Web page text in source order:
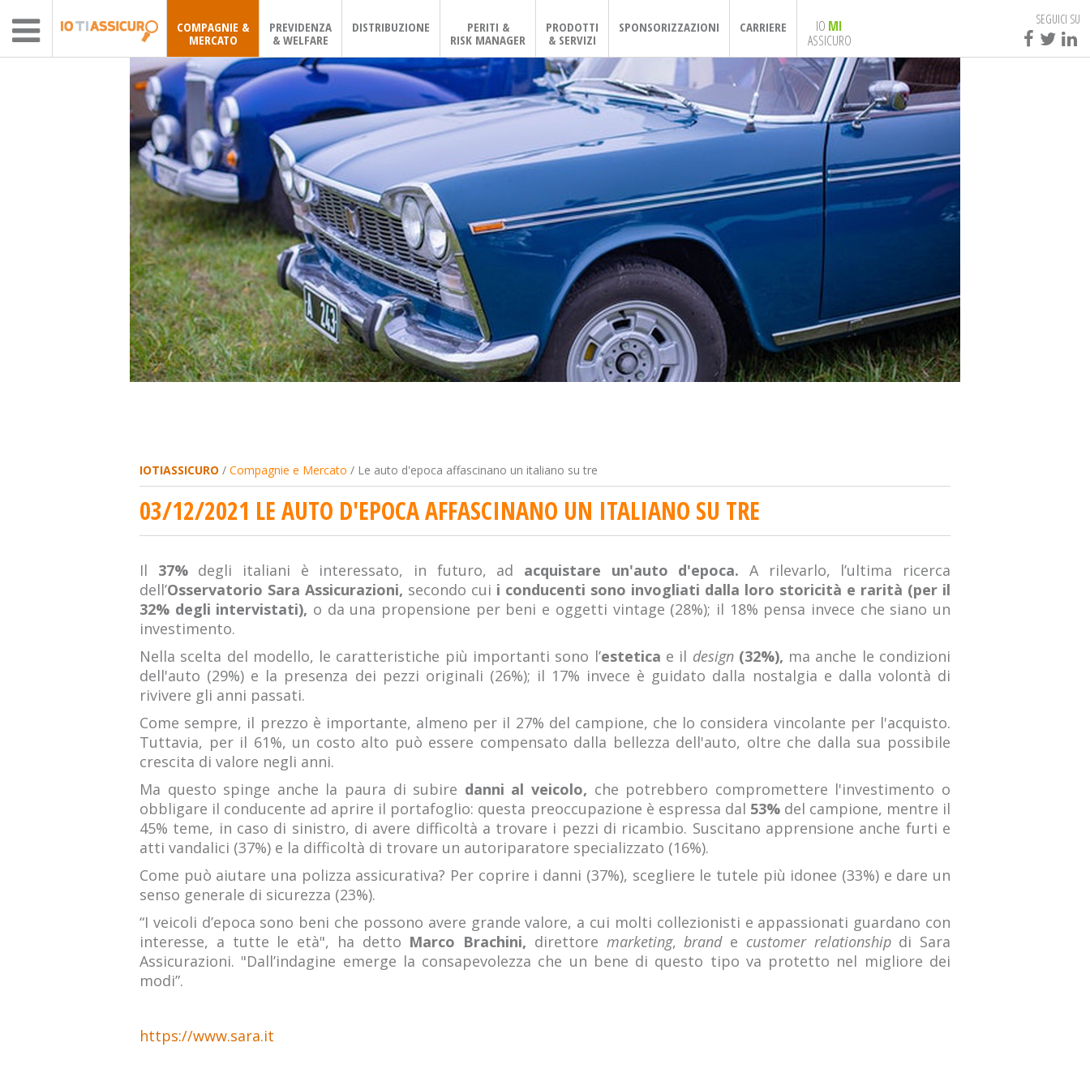
COMPAGNIE &
MERCATO
PREVIDENZA
& WELFARE
DISTRIBUZIONE
PERITI &
RISK MANAGER
PRODOTTI
& SERVIZI
SPONSORIZZAZIONI CARRIERE IO MI
ASSICURO
SEGUICI SU
IOTIASSICURO / Compagnie e Mercato / Le auto d'epoca affascinano un italiano su tre
03/12/2021 LE AUTO D'EPOCA AFFASCINANO UN ITALIANO SU TRE
Il 37%degli italiani è interessato, in futuro, ad acquistare un'auto d'epoca.A rilevarlo, l’ultima ricerca
dell’Osservatorio Sara Assicurazioni, secondo cui i conducenti sono invogliati dalla loro storicità e rarità (per il
32% degli intervistati), o da una propensione per beni e oggetti vintage (28%); il 18% pensa invece che siano un
investimento.
Nella scelta del modello, le caratteristiche più importanti sono l’estetica e il design (32%), ma anche le condizioni
dell'auto (29%) e la presenza dei pezzi originali (26%); il 17% invece è guidato dalla nostalgia e dalla volontà di
rivivere gli anni passati.
Come sempre, il prezzo è importante, almeno per il 27% del campione, che lo considera vincolante per l'acquisto.
Tuttavia, per il 61%, un costo alto può essere compensato dalla bellezza dell'auto, oltre che dalla sua possibile
crescita di valore negli anni.
Ma questo spinge anche la paura di subire danni al veicolo, che potrebbero compromettere l'investimento o
obbligare il conducente ad aprire il portafoglio: questa preoccupazione è espressa dal 53%del campione, mentre il
45% teme, in caso di sinistro, di avere difficoltà a trovare i pezzi di ricambio. Suscitano apprensione anche furti e
atti vandalici (37%) e la difficoltà di trovare un autoriparatore specializzato (16%).
Come può aiutare una polizza assicurativa? Per coprire i danni (37%), scegliere le tutele più idonee (33%) e dare un
senso generale di sicurezza (23%).
“I veicoli d’epoca sono beni che possono avere grande valore, a cui molti collezionisti e appassionati guardano con
interesse, a tutte le età", ha detto Marco Brachini, direttore marketing,brand e customer relationship di Sara
Assicurazioni. "Dall’indagine emerge la consapevolezza che un bene di questo tipo va protetto nel migliore dei
modi”.
https://www.sara.it